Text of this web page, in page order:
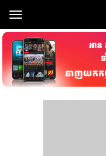
Toggle
navigation